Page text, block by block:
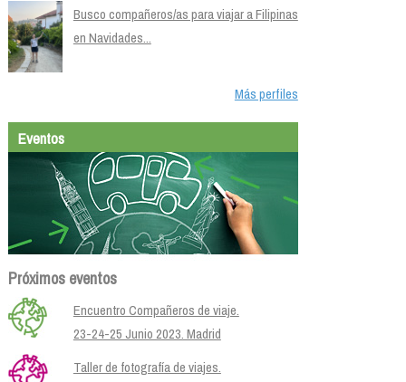
Busco compañeros/as para viajar a Filipinas
en Navidades...
Más perfiles
Eventos
Próximos eventos
Encuentro Compañeros de viaje.
23-24-25 Junio 2023. Madrid
Taller de fotografía de viajes.